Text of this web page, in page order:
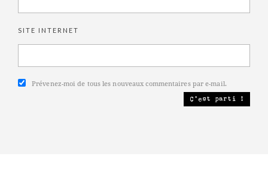
SITE INTERNET
Prévenez-moi de tous les nouveaux commentaires par e-mail.